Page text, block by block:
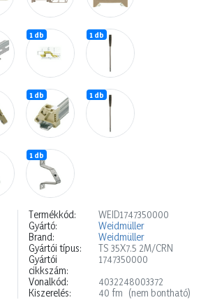
1 db 1 db
1 db 1 db
1 db
Termékkód:
WEID1747350000
Gyártó:
Weidmüller
Brand:
Weidmüller
Gyártói típus:
TS 35X7.5 2M/CRN
Gyártói
cikkszám:
1747350000
Vonalkód:
4032248003372
Kiszerelés:
40 fm (nem bontható)